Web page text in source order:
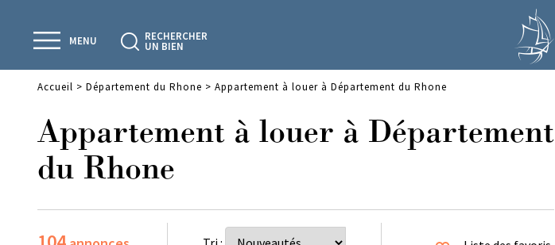
RECHERCHER
UN BIEN
MENU
Accueil > Département du Rhone > Appartement à louer à Département du Rhone
Appartement à louer à Département
du Rhone